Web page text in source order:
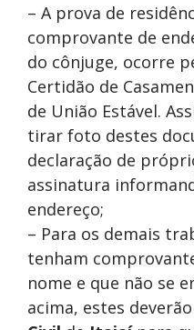
– A prova de
comprovante de
do cônjuge, ocorre
Certidão de
de União Estável.
tirar foto destes
declaração de
assinatura
endereço;
– Para os demais
tenham
nome e que não se
acima, estes